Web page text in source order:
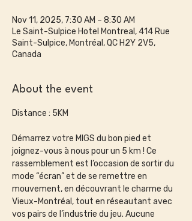
Nov 11, 2025, 7:30 AM – 8:30 AM
Le Saint-Sulpice Hotel Montreal, 414 Rue
Saint-Sulpice, Montréal, QC H2Y 2V5,
Canada
About the event
Distance : 5KM
Démarrez votre MIGS du bon pied et
joignez-vous à nous pour un 5 km ! Ce
rassemblement est l’occasion de sortir du
mode “écran” et de se remettre en
mouvement, en découvrant le charme du
Vieux-Montréal, tout en réseautant avec
vos pairs de l’industrie du jeu. ​Aucune